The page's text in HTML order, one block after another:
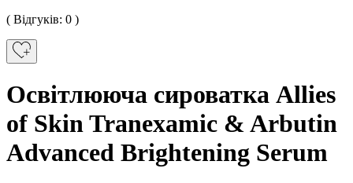
( Відгуків: 0 )
Освітлююча сироватка Allies
of Skin Tranexamic & Arbutin
Advanced Brightening Serum